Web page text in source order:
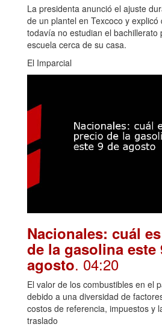
La presidenta anunció el ajuste
de un plantel en Texcoco y
todavía no estudian el bachillerato
escuela cerca de su casa.
El Imparcial
Nacionales: cuál
de la gasolina este
agosto. 04:20
El valor de los combustibles en el
debido a una diversidad de
costos de referencia, impuestos y
traslado